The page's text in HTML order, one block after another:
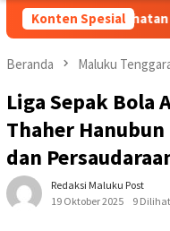
Konten Spesial
BPJS Kesehatan
Beranda Maluku
Liga Sepak Bola
Thaher
dan
Redaksi Maluku Post
19 Oktober 2025
9 Dilihat